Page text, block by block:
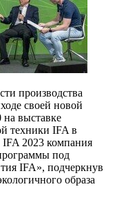
производства
своей новой
на выставке
техники IFA в
2023 компания
под
IFA», подчеркнув
образа